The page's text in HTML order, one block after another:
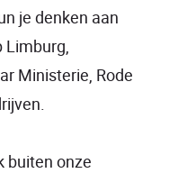
je denken aan
Ministerie, Rode
buiten onze